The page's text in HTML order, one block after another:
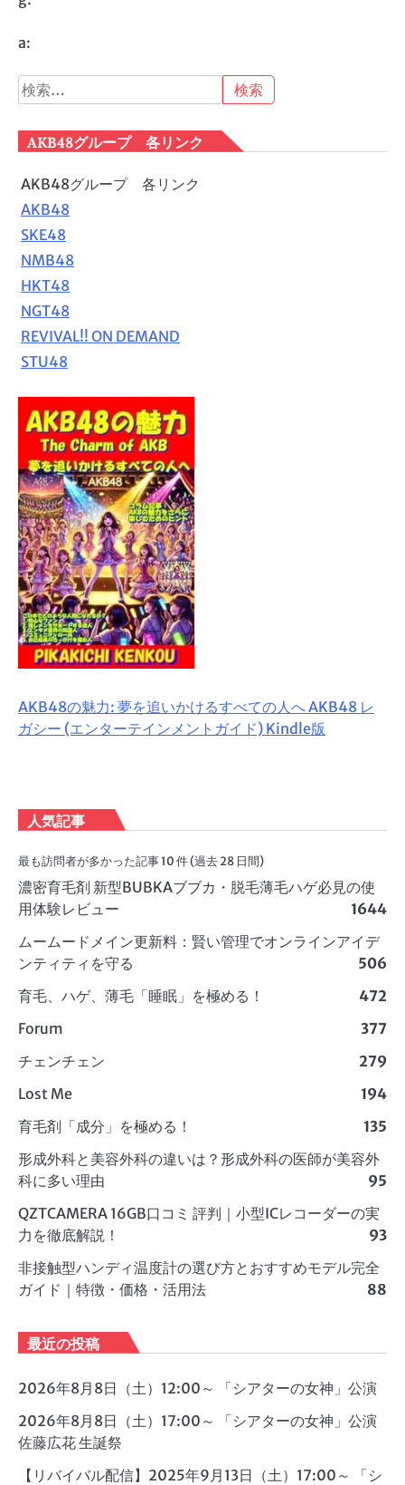
a:
検
索:
AKB48グループ 各リンク
AKB48グループ 各リンク
AKB48
SKE48
NMB48
HKT48
NGT48
REVIVAL!! ON DEMAND
STU48
AKB48の魅力: 夢を追いかけるすべての人へ AKB48 レ
ガシー (エンターテインメントガイド) Kindle版
人気記事
最も訪問者が多かった記事 10 件 (過去 28 日間)
濃密育毛剤 新型BUBKAブブカ・脱毛薄毛ハゲ必見の使
用体験レビュー
1644
ムームードメイン更新料：賢い管理でオンラインアイデ
ンティティを守る
506
育毛、ハゲ、薄毛「睡眠」を極める！
472
Forum
377
チェンチェン
279
Lost Me
194
育毛剤「成分」を極める！
135
形成外科と美容外科の違いは？形成外科の医師が美容外
科に多い理由
95
QZTCAMERA 16GB口コミ 評判｜小型ICレコーダーの実
力を徹底解説！
93
非接触型ハンディ温度計の選び方とおすすめモデル完全
ガイド｜特徴・価格・活用法
88
最近の投稿
2026年8月8日（土）12:00～ 「シアターの女神」公演
2026年8月8日（土）17:00～ 「シアターの女神」公演
佐藤広花 生誕祭
【リバイバル配信】2025年9月13日（土）17:00～ 「シ